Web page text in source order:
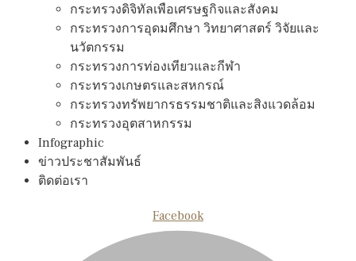
กระทรวงดิจิทัลเพือเศรษฐกิจและสังคม
กระทรวงการอุดมศึกษา วิทยาศาสตร์ วิจัยและ
นวัตกรรม
กระทรวงการท่องเทียวและกีฬา
กระทรวงเกษตรและสหกรณ์
กระทรวงทรัพยากรธรรมชาติและสิงแวดล้อม
กระทรวงอุตสาหกรรม
Infographic
ข่าวประชาสัมพันธ์
ติดต่อเรา
Facebook